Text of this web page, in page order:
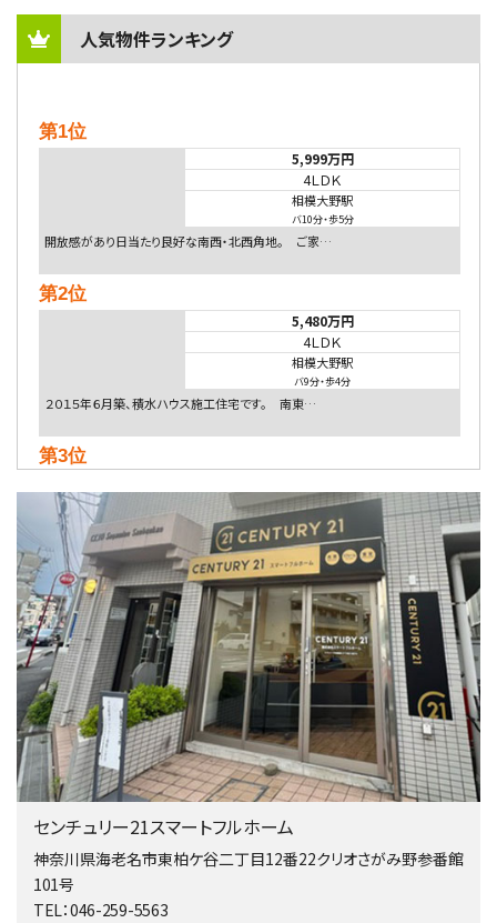
人気物件ランキング
第1位
5,999万円
4ＬＤＫ
相模大野駅
バ10分・歩5分
開放感があり日当たり良好な南西・北西角地。 ご家…
第2位
5,480万円
4ＬＤＫ
相模大野駅
バ9分・歩4分
２０１５年６月築、積水ハウス施工住宅です。 南東…
第3位
4ＬＤＫ
淵野辺駅
歩17分
南側道路に面しており日当たり良好。 キッチンから…
第4位
3,680万円
4ＳＬＤＫ
海老名駅
バ15分・歩1分
リビングダイニング部分の床暖房完備 車並列2台駐…
第5位
4,190万円
バ14分・ 歩4分
LDK約20帖とゆとりある広さ！WIC、SICの…
センチュリー21スマートフルホーム
神奈川県海老名市東柏ケ谷二丁目12番22クリオさがみ野参番館
101号
TEL：046-259-5563